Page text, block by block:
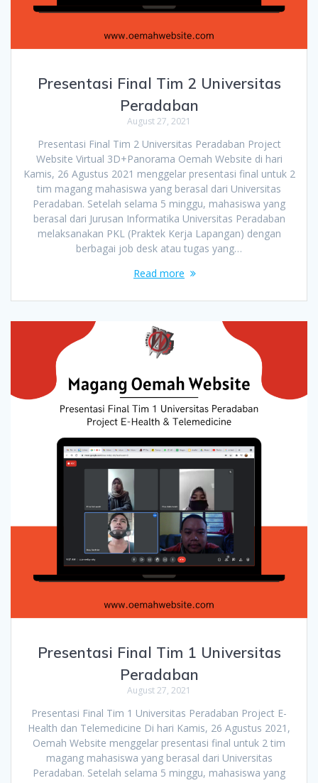
Presentasi Final Tim 2 Universitas
Peradaban
August 27, 2021
Presentasi Final Tim 2 Universitas Peradaban Project
Website Virtual 3D+Panorama Oemah Website di hari
Kamis, 26 Agustus 2021 menggelar presentasi final untuk 2
tim magang mahasiswa yang berasal dari Universitas
Peradaban. Setelah selama 5 minggu, mahasiswa yang
berasal dari Jurusan Informatika Universitas Peradaban
melaksanakan PKL (Praktek Kerja Lapangan) dengan
berbagai job desk atau tugas yang…
Read more
Presentasi Final Tim 1 Universitas
Peradaban
August 27, 2021
Presentasi Final Tim 1 Universitas Peradaban Project E-
Health dan Telemedicine Di hari Kamis, 26 Agustus 2021,
Oemah Website menggelar presentasi final untuk 2 tim
magang mahasiswa yang berasal dari Universitas
Peradaban. Setelah selama 5 minggu, mahasiswa yang